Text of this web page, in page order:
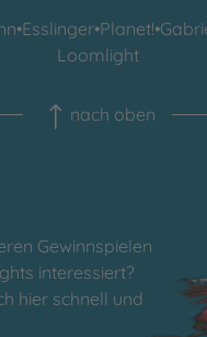
•Esslinger•Planet!•
Loomlight
nach oben
Gewinnspielen
interessiert?
hier schnell und